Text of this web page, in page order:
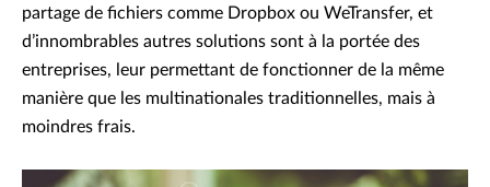
partage de fichiers comme Dropbox ou WeTransfer, et
d’innombrables autres solutions sont à la portée des
entreprises, leur permettant de fonctionner de la même
manière que les multinationales traditionnelles, mais à
moindres frais.